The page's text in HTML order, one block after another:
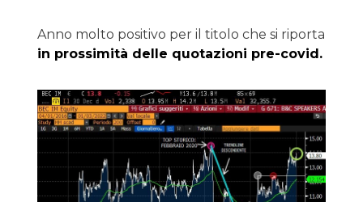
Anno molto positivo per il titolo che si riporta
in prossimità delle quotazioni pre-covid.